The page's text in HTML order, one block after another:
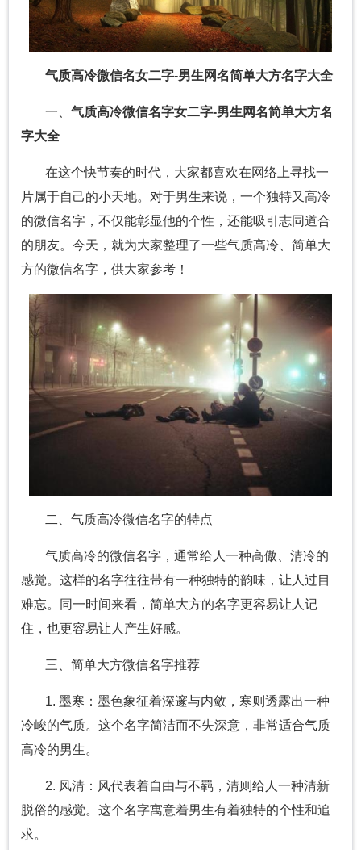
气质高冷微信名女二字-男生网名简单大方名字大全
一、 气质高冷微信名字女二字-男生网名简单大方名
字大全
在这个快节奏的时代，大家都喜欢在网络上寻找一
片属于自己的小天地。对于男生来说，一个独特又高冷
的微信名字，不仅能彰显他的个性，还能吸引志同道合
的朋友。今天，就为大家整理了一些气质高冷、简单大
方的微信名字，供大家参考！
二、气质高冷微信名字的特点
气质高冷的微信名字，通常给人一种高傲、清冷的
感觉。这样的名字往往带有一种独特的韵味，让人过目
难忘。同一时间来看，简单大方的名字更容易让人记
住，也更容易让人产生好感。
三、简单大方微信名字推荐
1. 墨寒：墨色象征着深邃与内敛，寒则透露出一种
冷峻的气质。这个名字简洁而不失深意，非常适合气质
高冷的男生。
2. 风清：风代表着自由与不羁，清则给人一种清新
脱俗的感觉。这个名字寓意着男生有着独特的个性和追
求。